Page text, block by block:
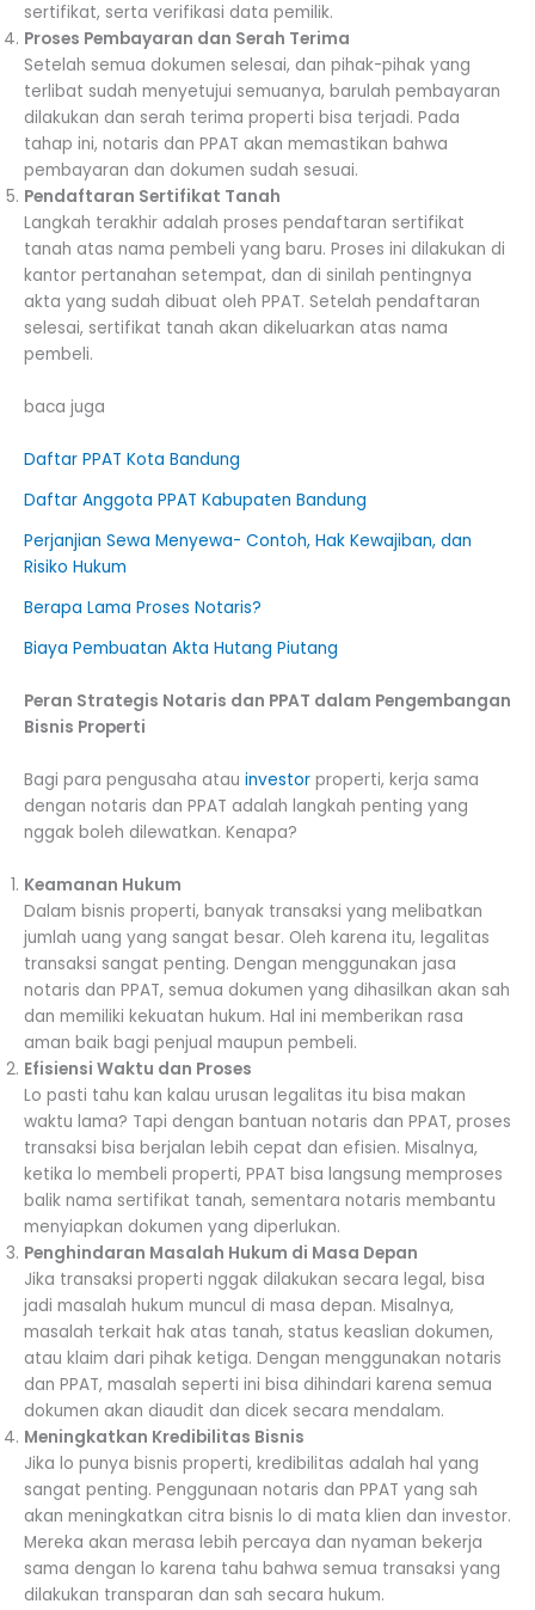
sertifikat, serta verifikasi data pemilik.
Proses Pembayaran dan Serah Terima
Setelah semua dokumen selesai, dan pihak-pihak yang
terlibat sudah menyetujui semuanya, barulah pembayaran
dilakukan dan serah terima properti bisa terjadi. Pada
tahap ini, notaris dan PPAT akan memastikan bahwa
pembayaran dan dokumen sudah sesuai.
Pendaftaran Sertifikat Tanah
Langkah terakhir adalah proses pendaftaran sertifikat
tanah atas nama pembeli yang baru. Proses ini dilakukan di
kantor pertanahan setempat, dan di sinilah pentingnya
akta yang sudah dibuat oleh PPAT. Setelah pendaftaran
selesai, sertifikat tanah akan dikeluarkan atas nama
pembeli.
baca juga
Daftar PPAT Kota Bandung
Daftar Anggota PPAT Kabupaten Bandung
Perjanjian Sewa Menyewa- Contoh, Hak Kewajiban, dan
Risiko Hukum
Berapa Lama Proses Notaris?
Biaya Pembuatan Akta Hutang Piutang
Peran Strategis Notaris dan PPAT dalam Pengembangan
Bisnis Properti
Bagi para pengusaha atau investor properti, kerja sama
dengan notaris dan PPAT adalah langkah penting yang
nggak boleh dilewatkan. Kenapa?
Keamanan Hukum
Dalam bisnis properti, banyak transaksi yang melibatkan
jumlah uang yang sangat besar. Oleh karena itu, legalitas
transaksi sangat penting. Dengan menggunakan jasa
notaris dan PPAT, semua dokumen yang dihasilkan akan sah
dan memiliki kekuatan hukum. Hal ini memberikan rasa
aman baik bagi penjual maupun pembeli.
Efisiensi Waktu dan Proses
Lo pasti tahu kan kalau urusan legalitas itu bisa makan
waktu lama? Tapi dengan bantuan notaris dan PPAT, proses
transaksi bisa berjalan lebih cepat dan efisien. Misalnya,
ketika lo membeli properti, PPAT bisa langsung memproses
balik nama sertifikat tanah, sementara notaris membantu
menyiapkan dokumen yang diperlukan.
Penghindaran Masalah Hukum di Masa Depan
Jika transaksi properti nggak dilakukan secara legal, bisa
jadi masalah hukum muncul di masa depan. Misalnya,
masalah terkait hak atas tanah, status keaslian dokumen,
atau klaim dari pihak ketiga. Dengan menggunakan notaris
dan PPAT, masalah seperti ini bisa dihindari karena semua
dokumen akan diaudit dan dicek secara mendalam.
Meningkatkan Kredibilitas Bisnis
Jika lo punya bisnis properti, kredibilitas adalah hal yang
sangat penting. Penggunaan notaris dan PPAT yang sah
akan meningkatkan citra bisnis lo di mata klien dan investor.
Mereka akan merasa lebih percaya dan nyaman bekerja
sama dengan lo karena tahu bahwa semua transaksi yang
dilakukan transparan dan sah secara hukum.